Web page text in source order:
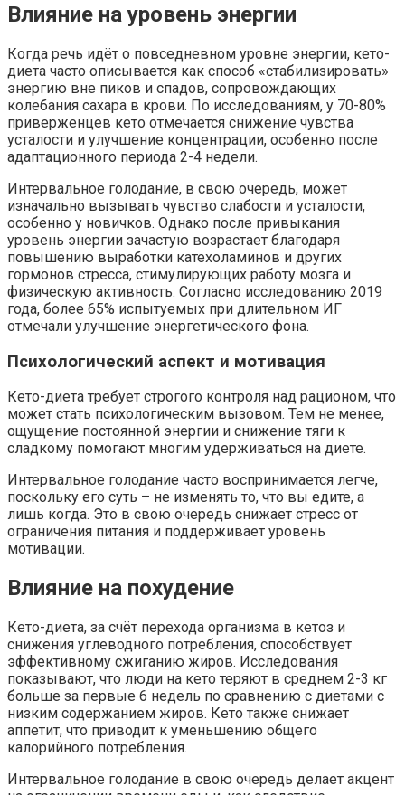
Влияние на уровень энергии
Когда речь идёт о повседневном уровне энергии, кето-
диета часто описывается как способ «стабилизировать»
энергию вне пиков и спадов, сопровождающих
колебания сахара в крови. По исследованиям, у 70-80%
приверженцев кето отмечается снижение чувства
усталости и улучшение концентрации, особенно после
адаптационного периода 2-4 недели.
Интервальное голодание, в свою очередь, может
изначально вызывать чувство слабости и усталости,
особенно у новичков. Однако после привыкания
уровень энергии зачастую возрастает благодаря
повышению выработки катехоламинов и других
гормонов стресса, стимулирующих работу мозга и
физическую активность. Согласно исследованию 2019
года, более 65% испытуемых при длительном ИГ
отмечали улучшение энергетического фона.
Психологический аспект и мотивация
Кето-диета требует строгого контроля над рационом, что
может стать психологическим вызовом. Тем не менее,
ощущение постоянной энергии и снижение тяги к
сладкому помогают многим удерживаться на диете.
Интервальное голодание часто воспринимается легче,
поскольку его суть – не изменять то, что вы едите, а
лишь когда. Это в свою очередь снижает стресс от
ограничения питания и поддерживает уровень
мотивации.
Влияние на похудение
Кето-диета, за счёт перехода организма в кетоз и
снижения углеводного потребления, способствует
эффективному сжиганию жиров. Исследования
показывают, что люди на кето теряют в среднем 2-3 кг
больше за первые 6 недель по сравнению с диетами с
низким содержанием жиров. Кето также снижает
аппетит, что приводит к уменьшению общего
калорийного потребления.
Интервальное голодание в свою очередь делает акцент